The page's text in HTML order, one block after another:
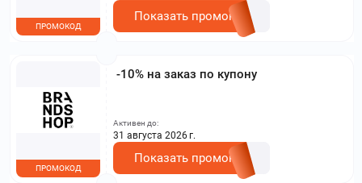
ПРОМОКОД
Показать промокод
-10% на заказ по купону
ПРОМОКОД
Активен до:
31 августа 2026 г.
Показать промокод